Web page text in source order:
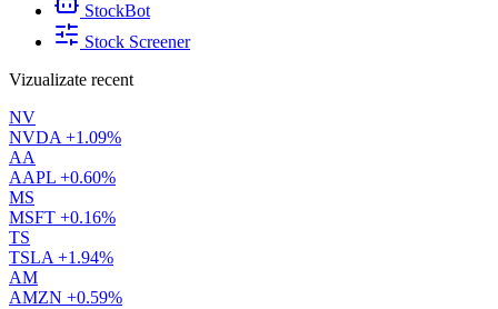
StockBot
Stock Screener
Vizualizate recent
NV
NVDA +1.09%
AA
AAPL +0.60%
MS
MSFT +0.16%
TS
TSLA +1.94%
AM
AMZN +0.59%